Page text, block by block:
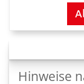
Hinweise